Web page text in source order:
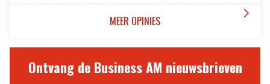
MEER OPINIES

Ontvang de Business AM nieuwsbrieven